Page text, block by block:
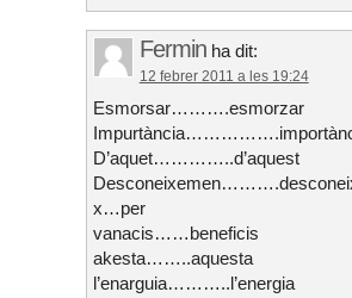
Fermin ha dit:
12 febrer 2011 a les 19:24
Esmorsar……….esmorzar
D’aquet…………..d’aquest
x…per
vanacis……beneficis
akesta……..aquesta
l’enarguia………..l’energia